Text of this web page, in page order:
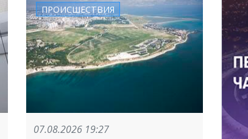
ПРОИСШЕСТВИЯ
07.08.2026 19:27